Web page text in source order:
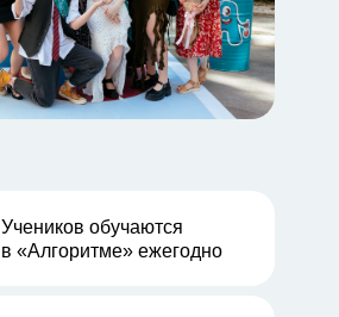
Учеников обучаются
в «Алгоритме» ежегодно